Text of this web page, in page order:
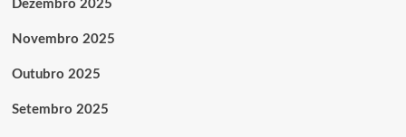
Dezembro 2025
Novembro 2025
Outubro 2025
Setembro 2025